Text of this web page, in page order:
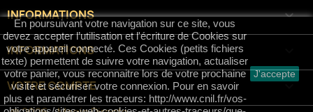
INFORMATIONS 
INFORMATIONS
En poursuivant votre navigation sur ce site, vous
devez accepter l’utilisation et l'écriture de Cookies sur
votre appareil connecté. Ces Cookies (petits fichiers
texte) permettent de suivre votre navigation, actualiser
votre panier, vous reconnaitre lors de votre prochaine
visite et sécuriser votre connexion. Pour en savoir
plus et paramétrer les traceurs: http://www.cnil.fr/vos-
J'accepte
VOTRE COMPTE 